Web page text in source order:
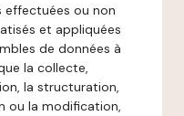
ou non
et appliquées
de données à
la collecte,
la structuration,
ou la modification,